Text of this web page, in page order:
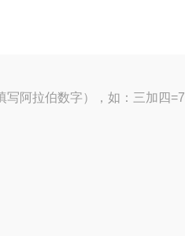
写阿拉伯数字），如：三加四=7